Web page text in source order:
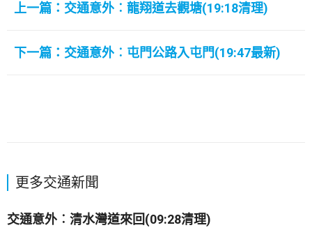
上一篇：交通意外︰龍翔道去觀塘(19:18清理)
下一篇：交通意外︰屯門公路入屯門(19:47最新)
更多交通新聞
交通意外︰清水灣道來回(09:28清理)